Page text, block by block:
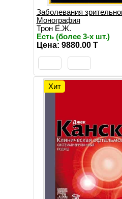
Заболевания
Монография
Трон Е.Ж.
Есть (более 3-х шт.)
Цена: 9880.00 T
Хит